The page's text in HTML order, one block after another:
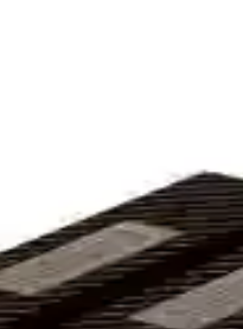
Biscolata'nın yumuşak
Pratik ve Çeşitli Tat
ve pratik kullanım